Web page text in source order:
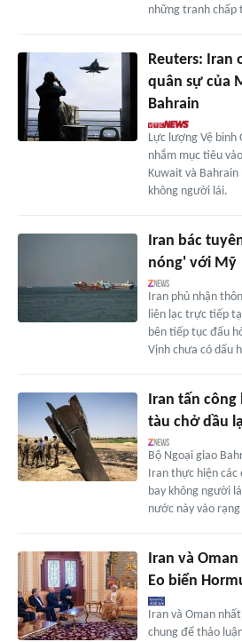
những tranh chấp
Reuters: Iran
quân sự của
Bahrain
Lực lượng Vệ binh
nhắm mục tiêu
Kuwait và
không người lái.
Iran bác
nóng' với Mỹ
Iran phủ nhận
liên lạc trực tiếp
bên tiếp tục đấu
Vịnh chưa có dấu
Iran tấn
tàu chở dầu
Bộ Ngoại giao
Iran thực hiện các
bay không người
nước này vào
Iran và
Eo biển
Iran và Oman
chung để thảo